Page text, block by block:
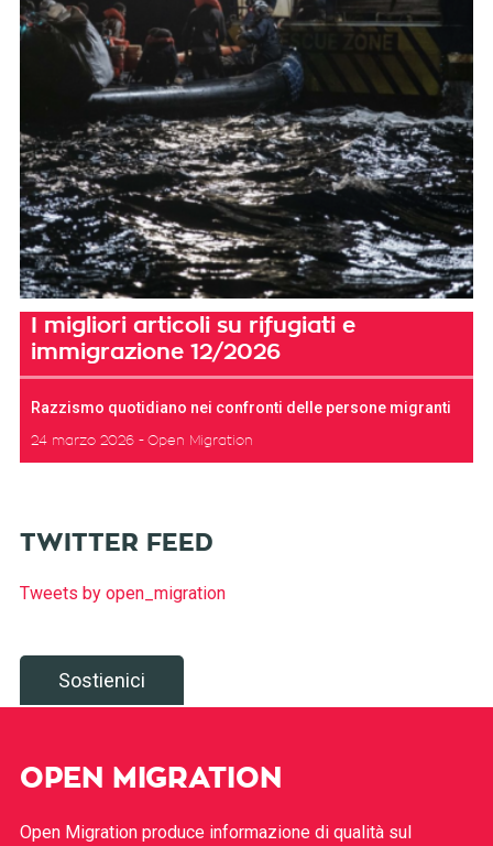
I migliori articoli su rifugiati e
immigrazione 12/2026
Razzismo quotidiano nei confronti delle persone migranti
24 marzo 2026 Open Migration
TWITTER FEED
Tweets by open_migration
Sostienici
OPEN MIGRATION
Open Migration produce informazione di qualità sul